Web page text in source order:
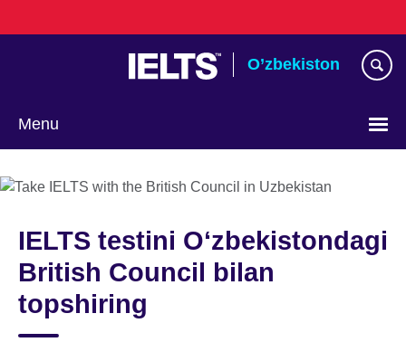
to
O’zbekiston
Menu
your
IELTS testini Oʻzbekistondagi
British Council bilan
topshiring